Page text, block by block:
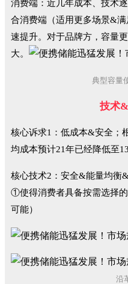
消费端：近几年成本、技术
合消费端（适用更多场景&
速提升。对于品牌方，容量
大。
典型容量
技术
核心诉求1：低成本&安全；
均成本预计21年已经降低至
核心技术2：安全&能量均衡
①使得消费者具备按需选择
可能）
沿